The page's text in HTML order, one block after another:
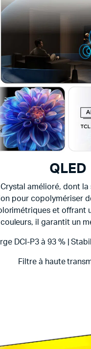
QLED
amélioré, dont
pour copolymériser
et offrant
il garantit un
DCI-P3 à 93 % |
Filtre à haute